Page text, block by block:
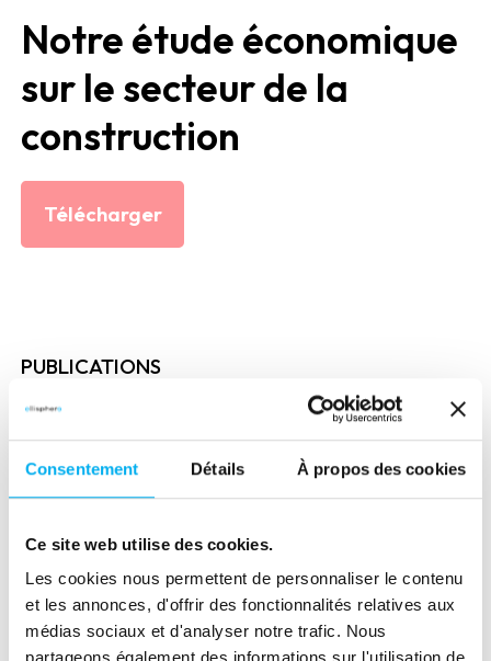
Consentement Détails À propos des cookies
Ce site web utilise des cookies.
Les cookies nous permettent de personnaliser le contenu
et les annonces, d'offrir des fonctionnalités relatives aux
médias sociaux et d'analyser notre trafic. Nous
Notre étude économique
sur le secteur de la
construction
Télécharger
PUBLICATIONS
Découvrez les dernières études
économiques et les livres
blancs réalisés par les experts
d’Ellisphere.